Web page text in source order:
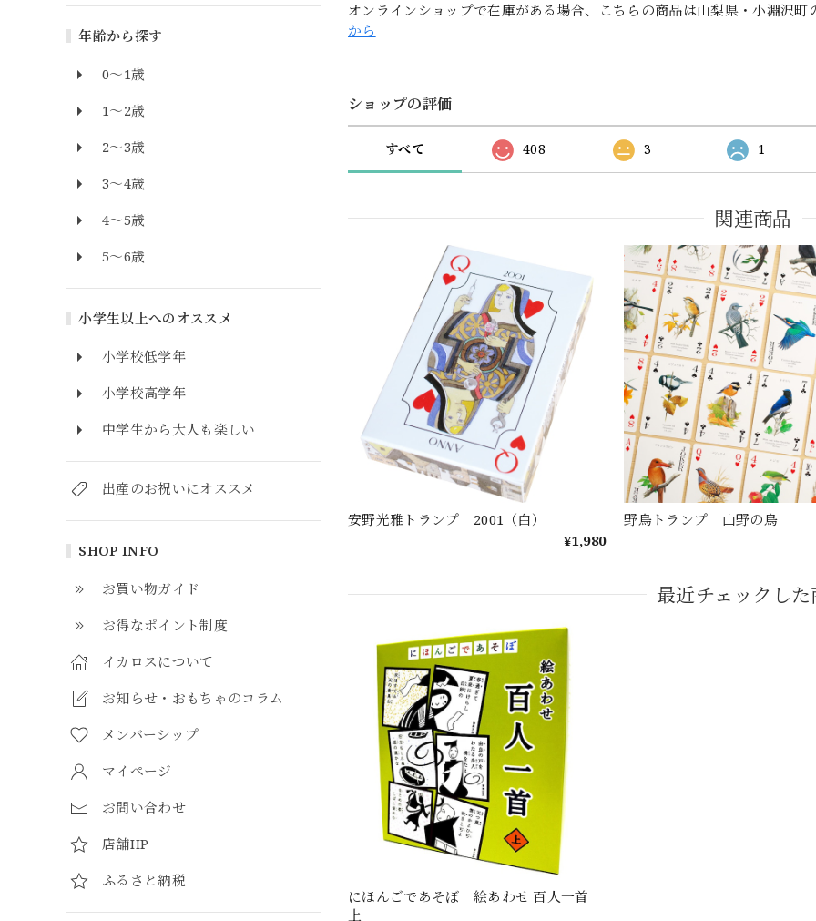
年齢から探す
0～1歳
1～2歳
2～3歳
3～4歳
4～5歳
5～6歳
小学生以上へのオススメ
小学校低学年
小学校高学年
中学生から大人も楽しい
出産のお祝いにオススメ
SHOP INFO
お買い物ガイド
お得なポイント制度
イカロスについて
お知らせ・おもちゃのコラム
メンバーシップ
マイページ
お問い合わせ
店舗HP
ふるさと納税
オンラインショップで在庫がある場合、こちらの商品は山梨県・小淵沢
から
ショップの評価
すべて 408 3 1
関連商品
安野光雅トランプ 2001（白）
¥1,980
野鳥トランプ 山野の鳥
最近チェックし
にほんごであそぼ 絵あわせ 百人一首
上